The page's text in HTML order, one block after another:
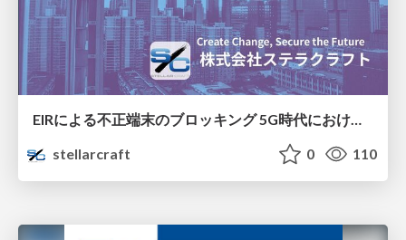
EIRによる不正端末のブロッキング 5G時代におけるデバイス識別と不正対策の進化
stellarcraft
0 110